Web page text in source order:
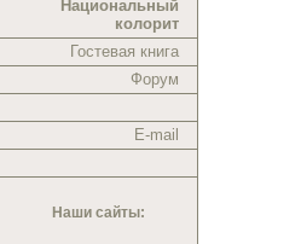
Национальный
колорит
Гостевая книга
Форум
E-mail
Наши сайты: